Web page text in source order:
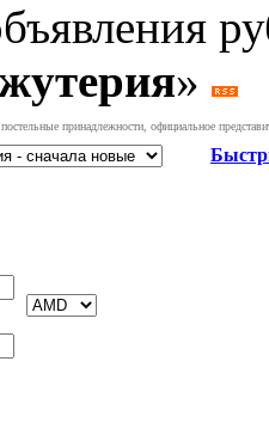
»
принадлежности, официальное